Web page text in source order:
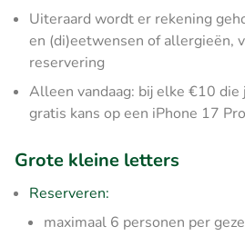
Uiteraard wordt er rekening
en (di)eetwensen of allergieën,
reservering
Alleen vandaag: bij elke €10 die
gratis kans op een iPhone 17
Grote kleine letters
Reserveren:
maximaal 6 personen per